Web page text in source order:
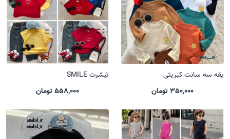
یقه سه سانت کبریتی
350,000 تومان
تیشرت SMILE
558,000 تومان